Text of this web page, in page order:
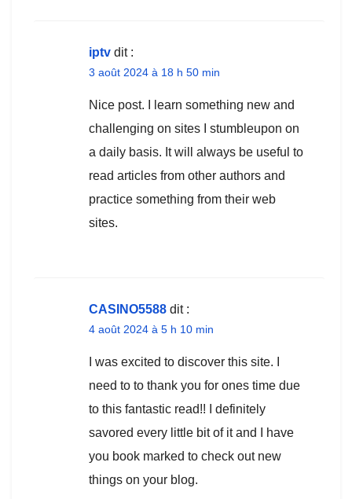
iptv dit :
3 août 2024 à 18 h 50 min
Nice post. I learn something new and
challenging on sites I stumbleupon on
a daily basis. It will always be useful to
read articles from other authors and
practice something from their web
sites.
CASINO5588 dit :
4 août 2024 à 5 h 10 min
I was excited to discover this site. I
need to to thank you for ones time due
to this fantastic read!! I definitely
savored every little bit of it and I have
you book marked to check out new
things on your blog.